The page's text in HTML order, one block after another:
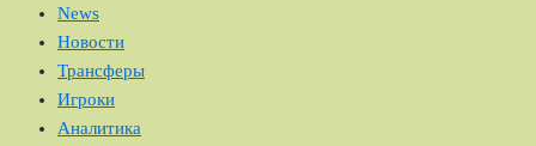
News
Новости
Трансферы
Игроки
Аналитика